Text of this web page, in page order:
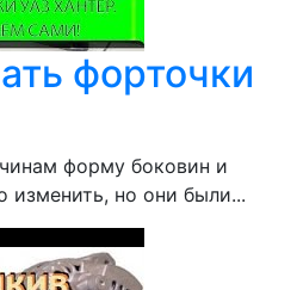
форточки
форму боковин и
но они были...